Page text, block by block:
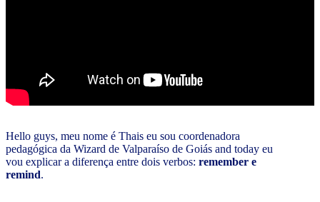
Hello guys, meu nome é Thais eu sou coordenadora
pedagógica da Wizard de Valparaíso de Goiás and today eu
vou explicar a diferença entre dois verbos: remember e
remind.